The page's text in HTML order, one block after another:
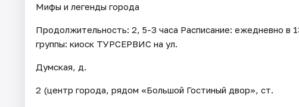
Мифы и легенды города
Продолжительность: 2, 5-3 часа Расписание: ежедневно в
группы: киоск ТУРСЕРВИС на ул.
Думская, д.
2 (центр города, рядом «Большой Гостиный двор», ст.